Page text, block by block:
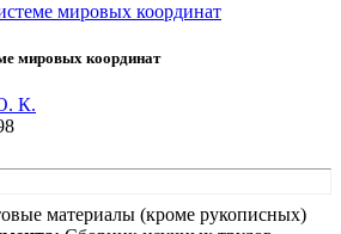
мировых координат
мировых координат
К.
материалы (кроме рукописных)